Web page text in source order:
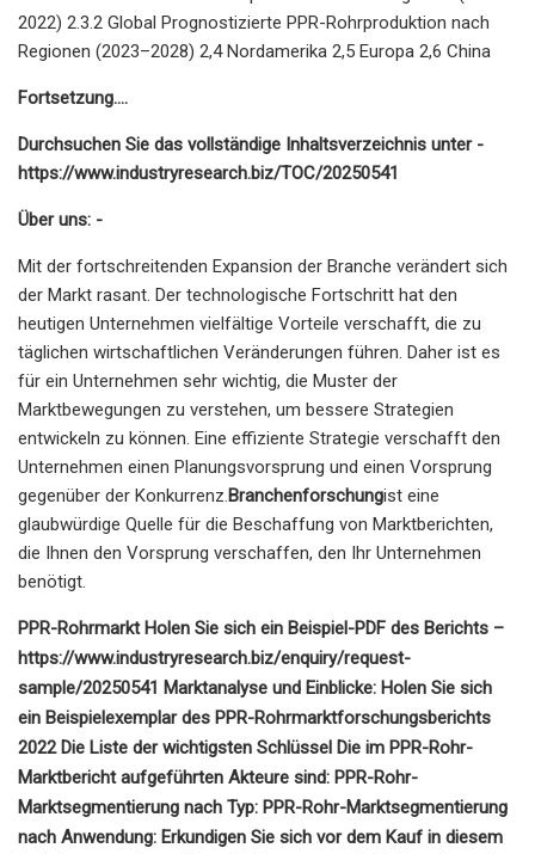
2022) 2.3.2 Global Prognostizierte PPR-Rohrproduktion nach
Regionen (2023–2028) 2,4 Nordamerika 2,5 Europa 2,6 China
Fortsetzung….
Durchsuchen Sie das vollständige Inhaltsverzeichnis unter -
https://www.industryresearch.biz/TOC/20250541
Über uns: -
Mit der fortschreitenden Expansion der Branche verändert sich
der Markt rasant. Der technologische Fortschritt hat den
heutigen Unternehmen vielfältige Vorteile verschafft, die zu
täglichen wirtschaftlichen Veränderungen führen. Daher ist es
für ein Unternehmen sehr wichtig, die Muster der
Marktbewegungen zu verstehen, um bessere Strategien
entwickeln zu können. Eine effiziente Strategie verschafft den
Unternehmen einen Planungsvorsprung und einen Vorsprung
gegenüber der Konkurrenz.Branchenforschungist eine
glaubwürdige Quelle für die Beschaffung von Marktberichten,
die Ihnen den Vorsprung verschaffen, den Ihr Unternehmen
benötigt.
PPR-Rohrmarkt Holen Sie sich ein Beispiel-PDF des Berichts –
https://www.industryresearch.biz/enquiry/request-
sample/20250541 Marktanalyse und Einblicke: Holen Sie sich
ein Beispielexemplar des PPR-Rohrmarktforschungsberichts
2022 Die Liste der wichtigsten Schlüssel Die im PPR-Rohr-
Marktbericht aufgeführten Akteure sind: PPR-Rohr-
Marktsegmentierung nach Typ: PPR-Rohr-Marktsegmentierung
nach Anwendung: Erkundigen Sie sich vor dem Kauf in diesem